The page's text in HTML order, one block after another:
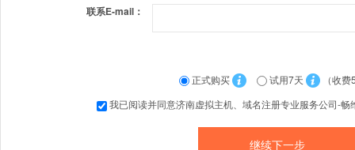
联系E-mail：
正式购买 试用7天
（收费
我已阅读并同意济南虚拟主机、域名注册专业服务公司-畅